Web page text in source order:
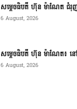
សម្តេចធិបតី ហ៊ុន ម៉ាណែត ជំរុញ
6 August, 2026
សម្តេចធិបតី ហ៊ុន ម៉ាណែត៖ ន
6 August, 2026